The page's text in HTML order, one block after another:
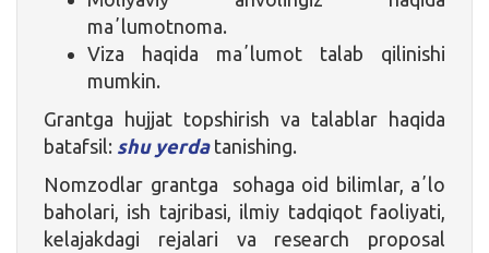
maʼlumotnoma.
Viza haqida maʼlumot talab qilinishi
mumkin.
Grantga hujjat topshirish va talablar haqida
batafsil: shu yerdatanishing.
Nomzodlar grantga sohaga oid bilimlar, aʼlo
baholari, ish tajribasi, ilmiy tadqiqot faoliyati,
kelajakdagi rejalari va research proposal